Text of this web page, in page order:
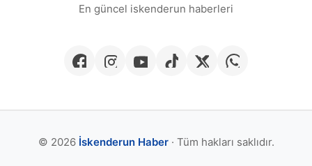
En güncel iskenderun haberleri
© 2026 İskenderun Haber· Tüm hakları saklıdır.